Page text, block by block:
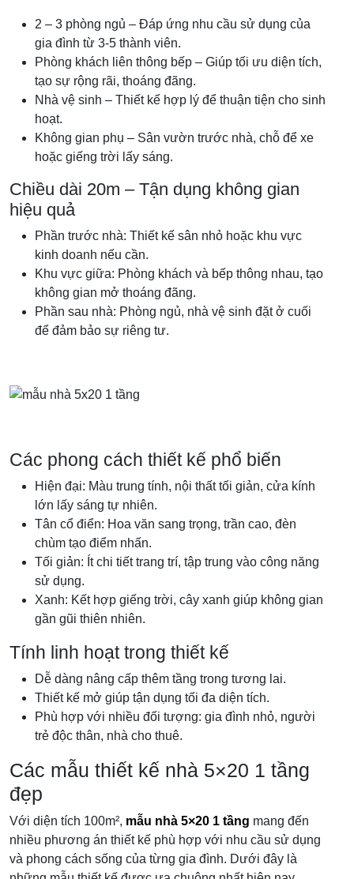
2 – 3 phòng ngủ – Đáp ứng nhu cầu sử dụng của
gia đình từ 3-5 thành viên.
Phòng khách liên thông bếp – Giúp tối ưu diện tích,
tạo sự rộng rãi, thoáng đãng.
Nhà vệ sinh – Thiết kế hợp lý để thuận tiện cho sinh
hoạt.
Không gian phụ – Sân vườn trước nhà, chỗ để xe
hoặc giếng trời lấy sáng.
Chiều dài 20m – Tận dụng không gian
hiệu quả
Phần trước nhà: Thiết kế sân nhỏ hoặc khu vực
kinh doanh nếu cần.
Khu vực giữa: Phòng khách và bếp thông nhau, tạo
không gian mở thoáng đãng.
Phần sau nhà: Phòng ngủ, nhà vệ sinh đặt ở cuối
để đảm bảo sự riêng tư.
Các phong cách thiết kế phổ biến
Hiện đại: Màu trung tính, nội thất tối giản, cửa kính
lớn lấy sáng tự nhiên.
Tân cổ điển: Hoa văn sang trọng, trần cao, đèn
chùm tạo điểm nhấn.
Tối giản: Ít chi tiết trang trí, tập trung vào công năng
sử dụng.
Xanh: Kết hợp giếng trời, cây xanh giúp không gian
gần gũi thiên nhiên.
Tính linh hoạt trong thiết kế
Dễ dàng nâng cấp thêm tầng trong tương lai.
Thiết kế mở giúp tận dụng tối đa diện tích.
Phù hợp với nhiều đối tượng: gia đình nhỏ, người
trẻ độc thân, nhà cho thuê.
Các mẫu thiết kế nhà 5×20 1 tầng
đẹp
Với diện tích 100m², mẫu nhà 5×20 1 tầng mang đến
nhiều phương án thiết kế phù hợp với nhu cầu sử dụng
và phong cách sống của từng gia đình. Dưới đây là